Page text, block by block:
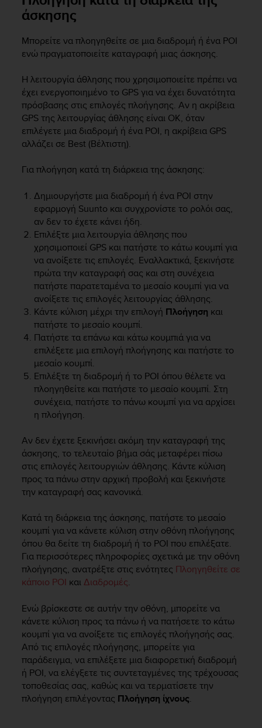
άσκησης
Μπορείτε να πλοηγηθείτε σε μια διαδρομή ή ένα POI
ενώ πραγματοποιείτε καταγραφή μιας άσκησης.
Η λειτουργία άθλησης που χρησιμοποιείτε πρέπει να
έχει ενεργοποιημένο το GPS για να έχει δυνατότητα
πρόσβασης στις επιλογές πλοήγησης. Αν η ακρίβεια
GPS της λειτουργίας άθλησης είναι OK, όταν
επιλέγετε μια διαδρομή ή ένα POI, η ακρίβεια GPS
αλλάζει σε Best (Βέλτιστη).
Για πλοήγηση κατά τη διάρκεια της άσκησης:
Δημιουργήστε μια διαδρομή ή ένα POI στην
εφαρμογή Suunto και συγχρονίστε το ρολόι σας,
αν δεν το έχετε κάνει ήδη.
Επιλέξτε μια λειτουργία άθλησης που
χρησιμοποιεί GPS και πατήστε το κάτω κουμπί για
να ανοίξετε τις επιλογές. Εναλλακτικά, ξεκινήστε
πρώτα την καταγραφή σας και στη συνέχεια
πατήστε παρατεταμένα το μεσαίο κουμπί για να
ανοίξετε τις επιλογές λειτουργίας άθλησης.
Κάντε κύλιση μέχρι την επιλογή Πλοήγηση και
πατήστε το μεσαίο κουμπί.
Πατήστε τα επάνω και κάτω κουμπιά για να
επιλέξετε μια επιλογή πλοήγησης και πατήστε το
μεσαίο κουμπί.
Επιλέξτε τη διαδρομή ή το POI όπου θέλετε να
πλοηγηθείτε και πατήστε το μεσαίο κουμπί. Στη
συνέχεια, πατήστε το πάνω κουμπί για να αρχίσει
η πλοήγηση.
Αν δεν έχετε ξεκινήσει ακόμη την καταγραφή της
άσκησης, το τελευταίο βήμα σάς μεταφέρει πίσω
στις επιλογές λειτουργιών άθλησης. Κάντε κύλιση
προς τα πάνω στην αρχική προβολή και ξεκινήστε
την καταγραφή σας κανονικά.
Κατά τη διάρκεια της άσκησης, πατήστε το μεσαίο
κουμπί για να κάνετε κύλιση στην οθόνη πλοήγησης
όπου θα δείτε τη διαδρομή ή το POI που επιλέξατε.
Για περισσότερες πληροφορίες σχετικά με την οθόνη
πλοήγησης, ανατρέξτε στις ενότητες Πλοηγηθείτε σε
κάποιο POI καιΔιαδρομές.
Ενώ βρίσκεστε σε αυτήν την οθόνη, μπορείτε να
κάνετε κύλιση προς τα πάνω ή να πατήσετε το κάτω
κουμπί για να ανοίξετε τις επιλογές πλοήγησής σας.
Από τις επιλογές πλοήγησης, μπορείτε για
παράδειγμα, να επιλέξετε μια διαφορετική διαδρομή
ή POI, να ελέγξετε τις συντεταγμένες της τρέχουσας
τοποθεσίας σας, καθώς και να τερματίσετε την
πλοήγηση επιλέγοντας Πλοήγηση ίχνους.